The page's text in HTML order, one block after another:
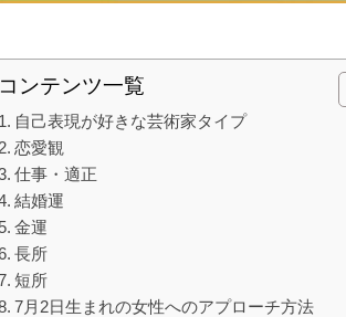
コンテンツ一覧
自己表現が好きな芸術家タイプ
恋愛観
仕事・適正
結婚運
金運
長所
短所
7月2日生まれの女性へのアプローチ方法